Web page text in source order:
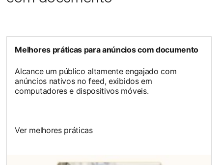
Melhores práticas para anúncios com documento
Alcance um público altamente engajado com
anúncios nativos no feed, exibidos em
computadores e dispositivos móveis.
Ver melhores práticas